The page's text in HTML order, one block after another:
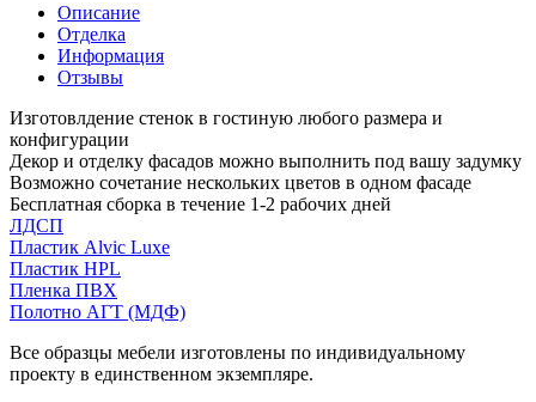
Описание
Отделка
Информация
Отзывы
Изготовлдение стенок в гостиную любого размера и
конфигурации
Декор и отделку фасадов можно выполнить под вашу задумку
Возможно сочетание нескольких цветов в одном фасаде
Бесплатная сборка в течение 1-2 рабочих дней
ЛДСП
Пластик Alvic Luxe
Пластик HPL
Пленка ПВХ
Полотно АГТ (МДФ)
Все образцы мебели изготовлены по индивидуальному
проекту в единственном экземпляре.